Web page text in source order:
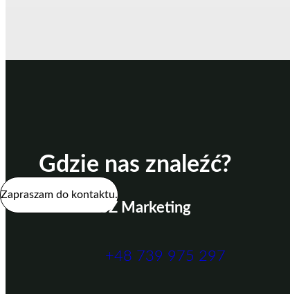
Gdzie nas znaleźć?
PRZECIESZ Marketing
+48 739 975 297
Zapraszam do kontaktu.